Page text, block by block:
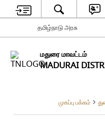
தமிழ்நாடு அரசு
மதுரை மாவட்டம்
MADURAI
முகப்பு பக்கம்